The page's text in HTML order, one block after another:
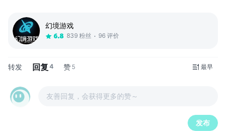
幻境游戏
6.8 839 粉丝 96 评价
转发 回复 4 赞 5 最早
友善回复，会获得更多的赞～
发布